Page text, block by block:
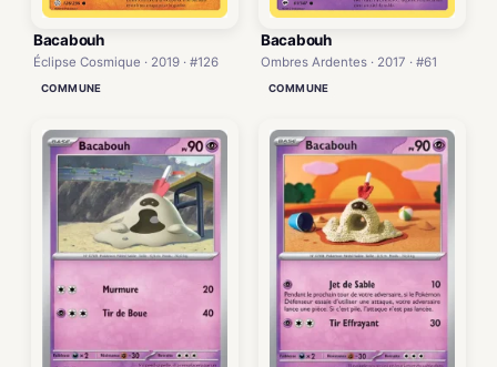
Bacabouh
Éclipse Cosmique · 2019 · #126
COMMUNE
Bacabouh
Ombres Ardentes · 2017 · #61
COMMUNE